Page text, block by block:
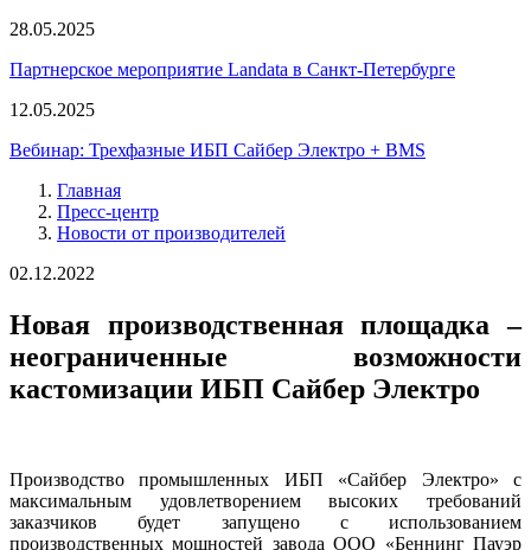
28.05.2025
Партнерское мероприятие Landata в Санкт-Петербурге
12.05.2025
Вебинар: Трехфазные ИБП Сайбер Электро + BMS
Главная
Пресс-центр
Новости от производителей
02.12.2022
Новая производственная площадка –
неограниченные возможности
кастомизации ИБП Сайбер Электро
Производство промышленных ИБП «Сайбер Электро» с
максимальным удовлетворением высоких требований
заказчиков будет запущено с использованием
производственных мощностей завода ООО «Беннинг Пауэр